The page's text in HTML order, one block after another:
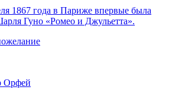
1867 года в Париже впервые была
Гуно «Ромео и Джульетта».
Орфей